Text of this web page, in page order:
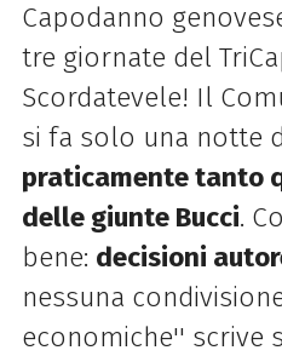
Capodanno
tre giornate del
Scordatevele! Il
si fa solo una notte
praticamente tanto
delle giunte Bucci.
bene: decisioni
nessuna
economiche'' scrive